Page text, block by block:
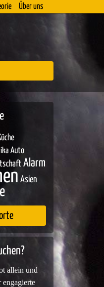
Über uns
Auto
Alarm
Asien
allein und
engagierte